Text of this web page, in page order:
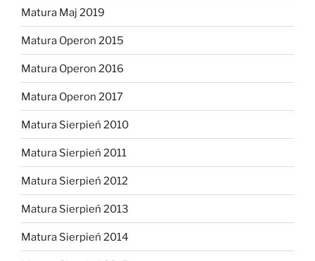
Matura Maj 2019
Matura Operon 2015
Matura Operon 2016
Matura Operon 2017
Matura Sierpień 2010
Matura Sierpień 2011
Matura Sierpień 2012
Matura Sierpień 2013
Matura Sierpień 2014